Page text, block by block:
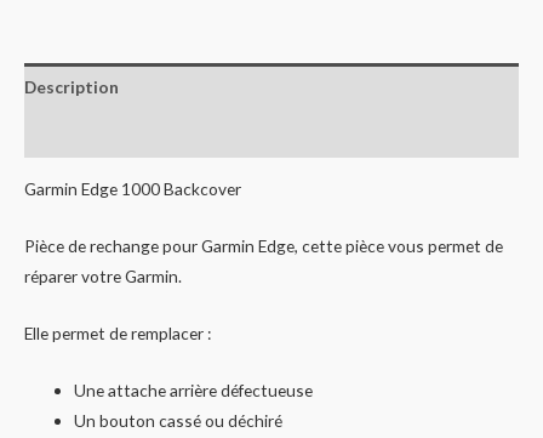
Description
Garmin Edge 1000 Backcover
Pièce de rechange pour Garmin Edge, cette pièce vous permet de
réparer votre Garmin.
Elle permet de remplacer :
Une attache arrière défectueuse
Un bouton cassé ou déchiré